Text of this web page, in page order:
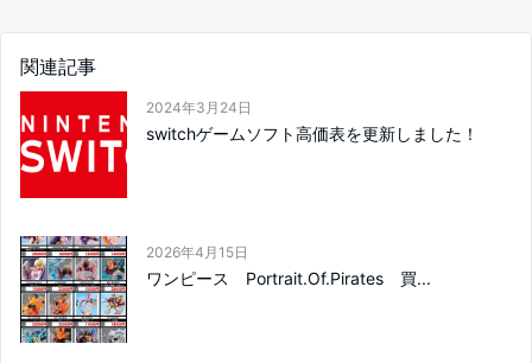
関連記事
2024年3月24日
switchゲームソフト高価表を更新しました！
2026年4月15日
ワンピース Portrait.Of.Pirates 買...